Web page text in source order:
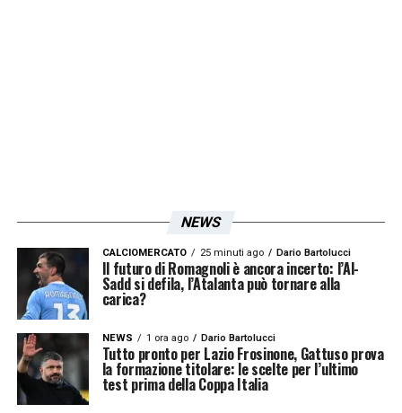
NEWS
CALCIOMERCATO 25 minuti ago Dario Bartolucci
Il futuro di Romagnoli è ancora incerto: l’Al-
Sadd si defila, l’Atalanta può tornare alla
carica?
NEWS 1 ora ago Dario Bartolucci
Tutto pronto per Lazio Frosinone, Gattuso prova
la formazione titolare: le scelte per l’ultimo
test prima della Coppa Italia